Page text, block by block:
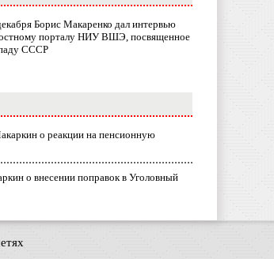
Борис Макаренко дал интервью
порталу НИУ ВШЭ, посвященное
СССР
о реакции на пенсионную
о внесении поправок в Уголовный